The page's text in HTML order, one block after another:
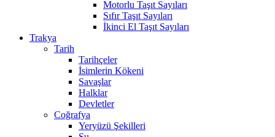
Motorlu Taşıt Sayıları
Sıfır Taşıt Sayıları
İkinci El Taşıt Sayıları
Trakya
Tarih
Tarihçeler
İsimlerin Kökeni
Savaşlar
Halklar
Devletler
Coğrafya
Yeryüzü Şekilleri